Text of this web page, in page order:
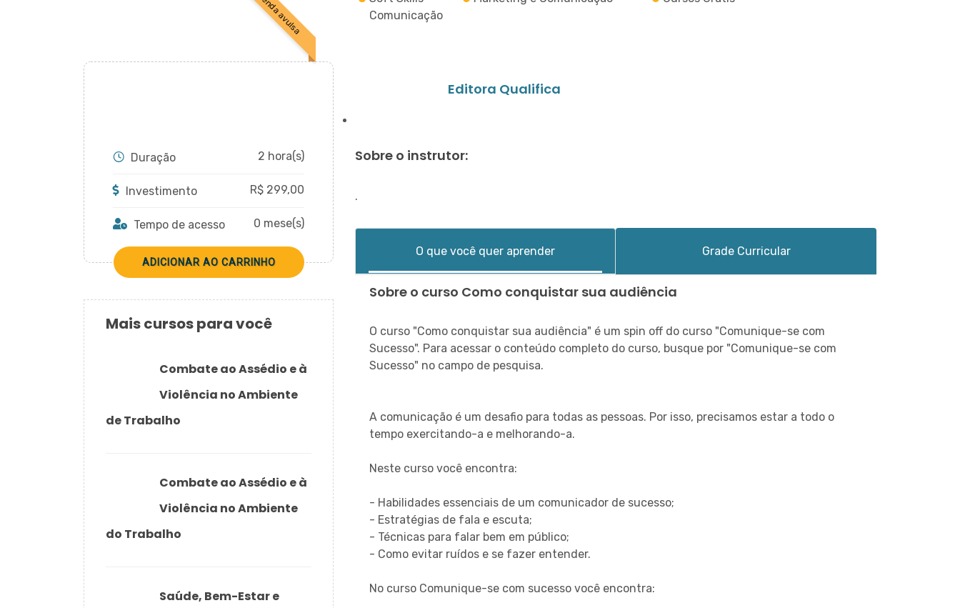
venda avulsa
Duração 2 hora(s)
Investimento R$ 299,00
Tempo de acesso 0 mese(s)
Mais cursos para você
Combate ao Assédio e à
Violência no Ambiente
de Trabalho
Combate ao Assédio e à
Violência no Ambiente
do Trabalho
Saúde, Bem-Estar e
Comunicação
Editora Qualifica
Sobre o instrutor:
.
O que você quer aprender Grade Curricular
Sobre o curso Como conquistar sua audiência
O curso "Como conquistar sua audiência" é um spin off do curso "Comunique-se com
Sucesso". Para acessar o conteúdo completo do curso, busque por "Comunique-se com
Sucesso" no campo de pesquisa.
A comunicação é um desafio para todas as pessoas. Por isso, precisamos estar a todo o
tempo exercitando-a e melhorando-a.
Neste curso você encontra:
- Habilidades essenciais de um comunicador de sucesso;
- Estratégias de fala e escuta;
- Técnicas para falar bem em público;
- Como evitar ruídos e se fazer entender.
No curso Comunique-se com sucesso você encontra: